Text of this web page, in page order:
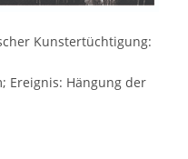
Kunstertüchtigung:
Ereignis: Hängung der